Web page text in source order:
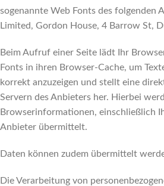
sogenannte Web Fonts des folgenden
Limited, Gordon House, 4 Barrow St,
Beim Aufruf einer Seite lädt Ihr
Fonts in ihren Browser-Cache, um
korrekt anzuzeigen und stellt eine
Servern des Anbieters her. Hierbei
Browserinformationen, einschließlich
Anbieter übermittelt.
Daten können zudem übermittelt
Die Verarbeitung von